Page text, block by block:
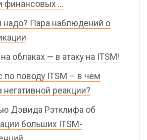
финансовых …
надо? Пара наблюдений о
облаках — в атаку на ITSM!
по поводу ITSM – в чем
негативной реакции?
Дэвида Рэтклифа об
больших ITSM-